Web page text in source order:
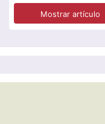
Mostrar artículo